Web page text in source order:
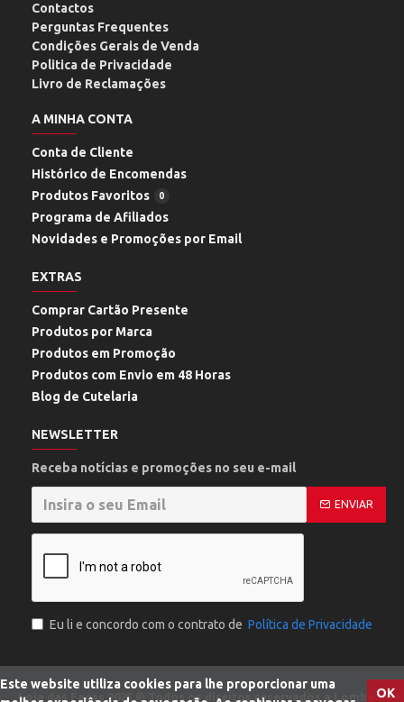
Contactos
Perguntas Frequentes
Condições Gerais de Venda
Politica de Privacidade
Livro de Reclamações
A MINHA CONTA
Conta de Cliente
Histórico de Encomendas
Produtos Favoritos
0
Programa de Afiliados
Novidades e Promoções por Email
EXTRAS
Comprar Cartão Presente
Produtos por Marca
Produtos em Promoção
Produtos com Envio em 48 Horas
Blog de Cutelaria
NEWSLETTER
Receba notícias e promoções no seu e-mail
ENVIAR
Eu li e concordo com o contrato de Política de Privacidade
Loja das Facas 2025 © Todos os direitos reservados a Lombo do
OK
Este website utiliza cookies para lhe proporcionar uma